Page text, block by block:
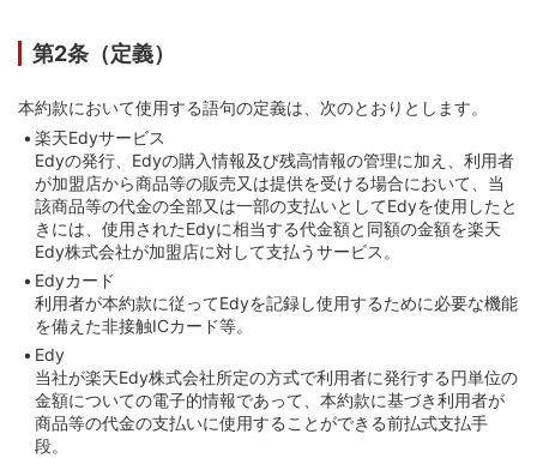
第2条（定義）
本約款において使用する語句の定義は、次のとおりとします。
楽天Edyサービス
Edyの発行、Edyの購入情報及び残高情報の管理に加え、利用者
が加盟店から商品等の販売又は提供を受ける場合において、当
該商品等の代金の全部又は一部の支払いとしてEdyを使用したと
きには、使用されたEdyに相当する代金額と同額の金額を楽天
Edy株式会社が加盟店に対して支払うサービス。
Edyカード
利用者が本約款に従ってEdyを記録し使用するために必要な機能
を備えた非接触ICカード等。
Edy
当社が楽天Edy株式会社所定の方式で利用者に発行する円単位の
金額についての電子的情報であって、本約款に基づき利用者が
商品等の代金の支払いに使用することができる前払式支払手
段。